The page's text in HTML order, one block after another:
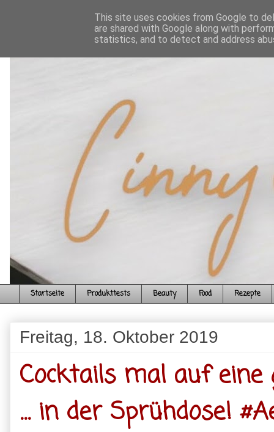
Startseite Produkttests Beauty Food Rezepte
Freitag, 18. Oktober 2019
Cocktails mal auf
... in der Sprühdose!
This site uses cookies from Google to
are shared with Google along with
statistics, and to detect and address